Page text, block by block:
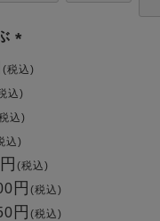
のデザインのパジャマ一覧
(
)
税込
込
込
込
税込
税込
税込